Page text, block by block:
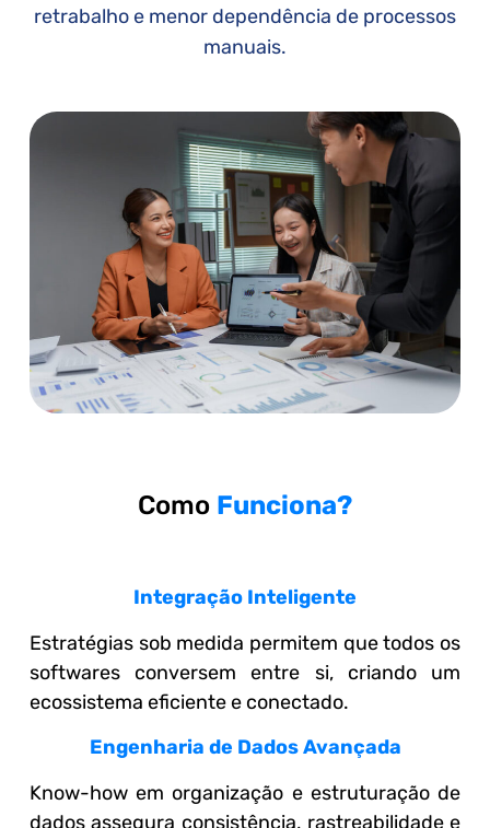
retrabalho e menor dependência de processos
manuais.
Como Funciona?
Integração Inteligente
Estratégias sob medida permitem que todos os
softwares conversem entre si, criando um
ecossistema eficiente e conectado.
Engenharia de Dados Avançada
Know-how em organização e estruturação de
dados assegura consistência, rastreabilidade e